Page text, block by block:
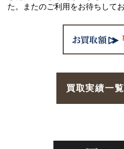
た。またのご利用をお待ちして
買取実績一